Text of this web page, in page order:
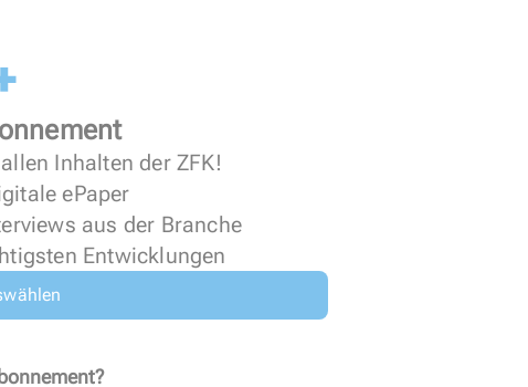
Inhalten der ZFK!
ePaper
aus der Branche
Entwicklungen